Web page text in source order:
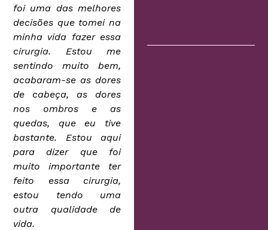
foi uma das melhores
decisões que tomei na
minha vida fazer essa
cirurgia. Estou me
sentindo muito bem,
acabaram-se as dores
de cabeça, as dores
nos ombros e as
quedas, que eu tive
bastante. Estou aqui
para dizer que foi
muito importante ter
feito essa cirurgia,
estou tendo uma
outra qualidade de
vida.